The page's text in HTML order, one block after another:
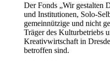
Der Fonds „Wir gestalten
und Institutionen, Solo-
gemeinnützige und nicht
Träger des Kulturbetriebs
Kreativwirtschaft in
betroffen sind.